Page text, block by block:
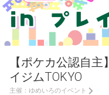
【ポケカ公認自
イジムTOKYO
主催： ゆめいろのイベント